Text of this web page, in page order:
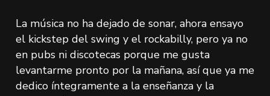
La música no ha dejado de sonar, ahora ensayo
el kickstep del swing y el rockabilly, pero ya no
en pubs ni discotecas porque me gusta
levantarme pronto por la mañana, así que ya me
dedico íntegramente a la enseñanza y la